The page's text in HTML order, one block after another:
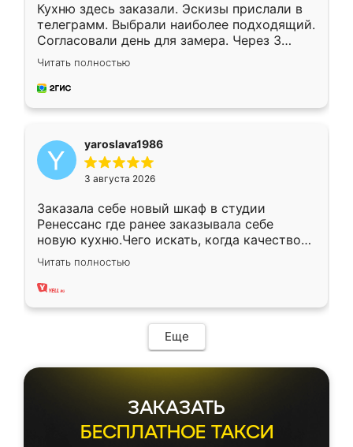
Кухню здесь заказали. Эскизы прислали в
телеграмм. Выбрали наиболее подходящий.
Согласовали день для замера. Через 3
недели кухня была уже готова. Остались
довольны работой. Спасибо Ренессанс
мебель за качественную работу!
Читать полностью
yaroslava1986
3 августа 2026
Заказала себе новый шкаф в студии
Ренессанс где ранее заказывала себе
новую кухню.Чего искать, когда качеством
вполне довольна. Служит кухня уже почти
два года, нареканий нет.
Читать полностью
Еще
ЗАКАЗАТЬ
БЕСПЛАТНОЕ ТАКСИ